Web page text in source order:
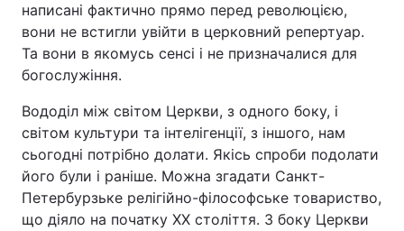
написані фактично прямо перед революцією,
вони не встигли увійти в церковний репертуар.
Та вони в якомусь сенсі і не призначалися для
богослужіння.
Вододіл між світом Церкви, з одного боку, і
світом культури та інтелігенції, з іншого, нам
сьогодні потрібно долати. Якісь спроби подолати
його були і раніше. Можна згадати Санкт-
Петербурзьке релігійно-філософське товариство,
що діяло на початку ХХ століття. З боку Церкви